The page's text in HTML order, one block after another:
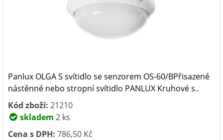
Panlux OLGA S svítidlo se senzorem OS-60/BPřisazené
nástěnné nebo stropní svítidlo PANLUX Kruhové s..
Kód zboží: 21210
skladem 2 ks
Cena s DPH: 786,50 Kč